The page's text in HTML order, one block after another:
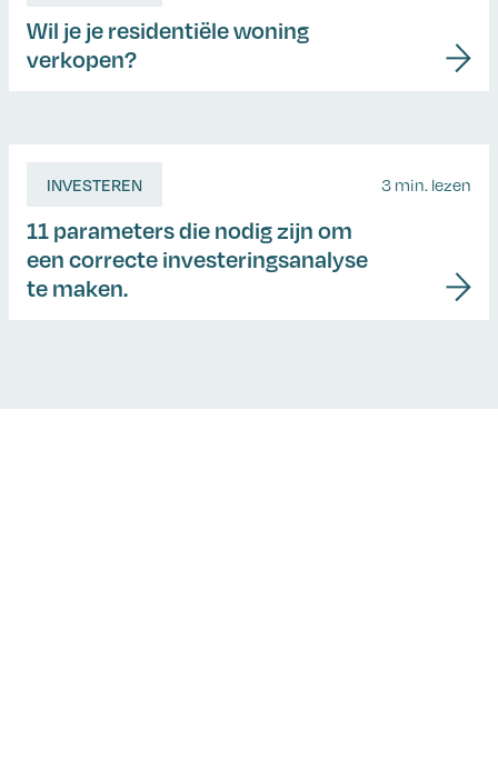
Wil je je residentiële woning
verkopen?
INVESTEREN 3 min. lezen
11 parameters die nodig zijn om
een correcte investeringsanalyse
te maken.